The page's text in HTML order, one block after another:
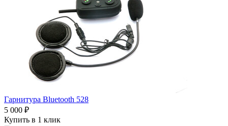
Гарнитура Bluetooth 528
5 000 ₽
Купить в 1 клик